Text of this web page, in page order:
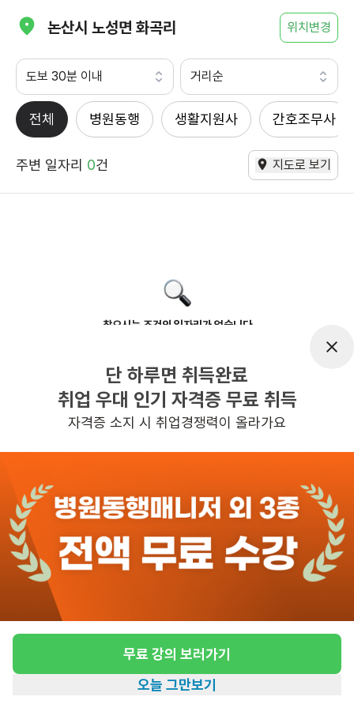
논산시 노성면 화곡리 위치변경
도보 30분 이내 거리순
전체 병원동행 생활지원사 간호조무사
주변 일자리 0건 지도로 보기
찾으시는 조건의 일자리가 없습니다
반경 3KM 이내의 일자리 확인하기
단 하루면 취득완료
취업 우대 인기 자격증 무료 취득
자격증 소지 시 취업경쟁력이 올라가요
무료 강의 보러가기
오늘 그만보기